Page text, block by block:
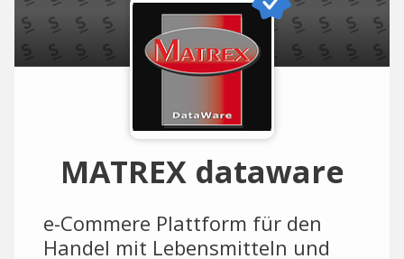
MATREX dataware
e-Commere Plattform für den
Handel mit Lebensmitteln und